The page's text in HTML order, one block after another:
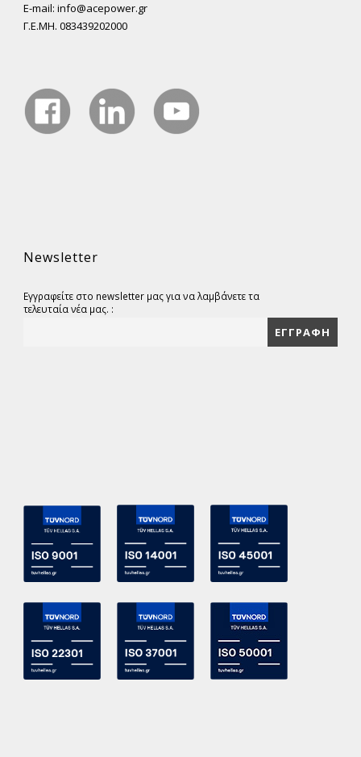
E-mail: info@acepower.gr
Γ.Ε.ΜΗ. 083439202000
Newsletter
Εγγραφείτε στο newsletter μας για να λαμβάνετε τα
τελευταία νέα μας. :